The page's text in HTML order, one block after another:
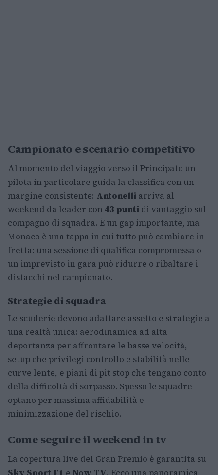
Campionato e scenario competitivo
Al momento del viaggio verso il Principato un
pilota in particolare guida la classifica con un
margine consistente: Antonelli arriva al
weekend da leader con 43 punti di vantaggio sul
compagno di squadra. È un gap importante, ma
Monaco è una tappa in cui tutto può cambiare in
fretta: una sessione di qualifica compromessa o
un imprevisto in gara può ridurre o ribaltare i
distacchi nel campionato.
Strategie di squadra
Le scuderie devono adattare assetto e strategie a
una realtà unica: aerodinamica ad alta
deportanza per affrontare le basse velocità,
setup che privilegi controllo e stabilità nelle
curve lente, e piani di pit stop che tengano conto
della difficoltà di sorpasso. Spesso le squadre
optano per massima affidabilità e
minimizzazione del rischio.
Come seguire il weekend in tv
La copertura live del Gran Premio è garantita su
Sky Sport F1 e Now TV. Ecco una panoramica